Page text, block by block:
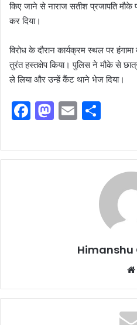
किए जाने से नाराज सतीश प्रजापति
कर दिया।
विरोध के दौरान कार्यक्रम स्थल पर
तुरंत हस्तक्षेप किया। पुलिस ने मौके से
ले लिया और उन्हें कैंट थाने भेज दिया। ​
F
c
e
M
st
o
E
ai
l
ar
e
Himanshu